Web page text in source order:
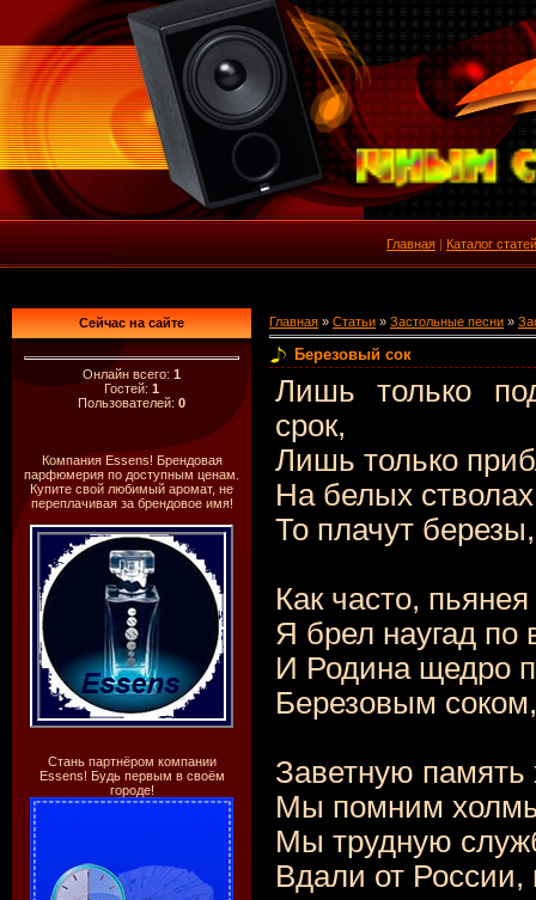
Главная | Каталог статей
Сейчас на сайте
Онлайн всего: 1
Гостей: 1
Пользователей: 0
Компания Essens! Брендовая
парфюмерия по доступным ценам.
Купите свой любимый аромат, не
переплачивая за брендовое имя!
Стань партнёром компании
Essens! Будь первым в своём
городе!
Главная » Статьи » Застольные песни »
Березовый сок
Лишь только
срок,
Лишь только
На белых
То плачут
Как часто,
Я брел наугад по
И Родина щедро
Березовым
Заветную память
Мы помним
Мы трудную
Вдали от России,